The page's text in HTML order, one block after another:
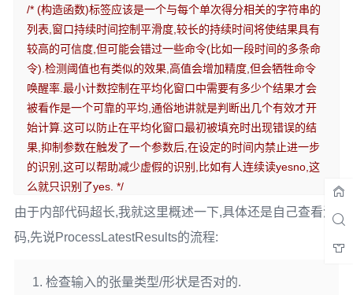
/* (构造函数)标签应该是一个与每个单次得分相关的字符串的
列表,窗口持续时间控制平滑度,较长的持续时间将使结果具有
较高的可信度,但可能会错过一些命令(比如一段时间的多条命
令).检测阈值也有类似的效果,高值会增加精度,但会牺牲命令
唤醒率.最小计数控制在平均化窗口中需要有多少个结果才会
被看作是一个可靠的平均,通俗地讲就是判断出几个有效才开
始计算.这可以防止在平均化窗口最初被填充时出现错误的结
果,抑制参数在触发了一个参数后,在设定的时间内禁止进一步
的识别,这可以帮助减少虚假的识别,比如有人连续读yesno,这
么就只识别了yes. */
explicit RecognizeCommands(tflite ::ErrorReporter*
int32_t average_window_duration_ms
uint8_t detection_threshold
由于内部代码超长,我就这里概述一下,具体还是自己查看源
码,先说ProcessLatestResults的流程:
检查输入的张量类型/形状是否对的.